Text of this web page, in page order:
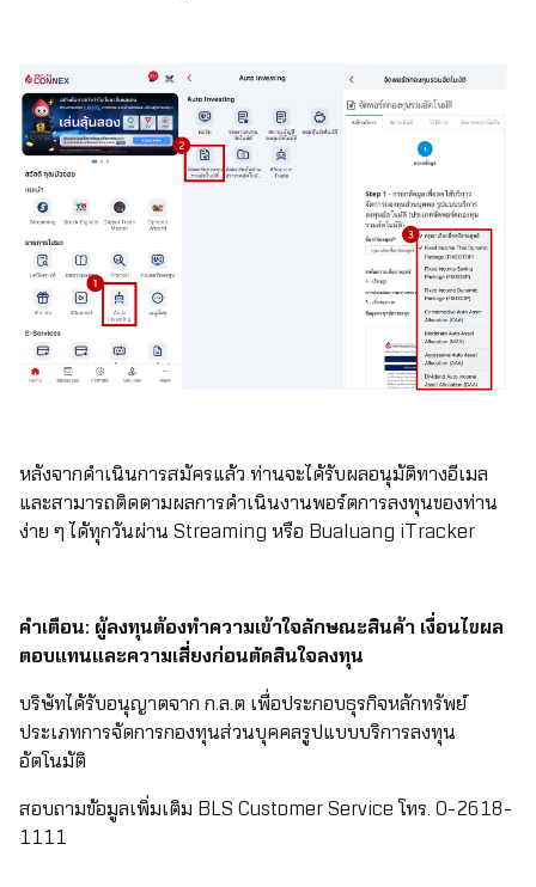
หลังจากดำเนินการสมัครแล้ว ท่านจะได้รับผลอนุมัติทางอีเมล
และสามารถติดตามผลการดำเนินงานพอร์ตการลงทุนของท่าน
ง่าย ๆ ได้ทุกวันผ่าน Streaming หรือ Bualuang iTracker
คำเตือน: ผู้ลงทุนต้องทำความเข้าใจลักษณะสินค้า เงื่อนไขผล
ตอบแทนและความเสี่ยงก่อนตัดสินใจลงทุน
บริษัทได้รับอนุญาตจาก ก.ล.ต เพื่อประกอบธุรกิจหลักทรัพย์
ประเภทการจัดการกองทุนส่วนบุคคลรูปแบบบริการลงทุน
อัตโนมัติ
สอบถามข้อมูลเพิ่มเติม BLS Customer Service โทร. 0-2618-
1111